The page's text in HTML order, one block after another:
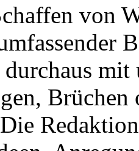
von
mit
Brüchen